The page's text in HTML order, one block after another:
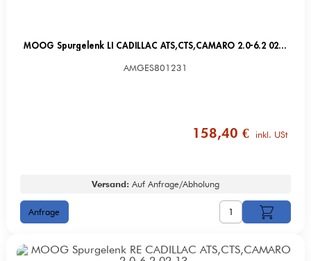
MOOG Spurgelenk LI CADILLAC ATS,CTS,CAMARO 2.0-6.2 02.13-
AMGES801231
158,40 € inkl. USt
Versand: Auf Anfrage/Abholung